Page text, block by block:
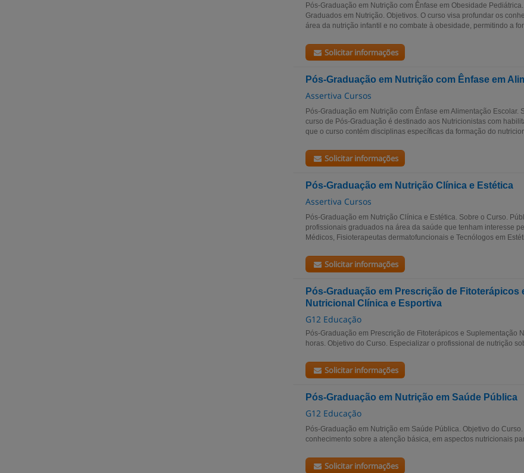
Pós-Graduação em Nutrição com Ênfase em Obesidade
Graduados em Nutrição. Objetivos. O curso visa profundar os
área da nutrição infantil e no combate à obesidade, permitindo a
Solicitar informações
Pós-Graduação em Nutrição com Ênfase em
Assertiva Cursos
Pós-Graduação em Nutrição com Ênfase em Alimentação Escolar.
curso de Pós-Graduação é destinado aos Nutricionistas com
que o curso contém disciplinas específicas da formação do
Solicitar informações
Pós-Graduação em Nutrição Clínica e Estética
Assertiva Cursos
Pós-Graduação em Nutrição Clínica e Estética. Sobre o Curso.
profissionais graduados na área da saúde que tenham interesse
Médicos, Fisioterapeutas dermatofuncionais e Tecnólogos em
Solicitar informações
Pós-Graduação em Prescrição de Fitoterápicos
Nutricional Clínica e Esportiva
G12 Educação
Pós-Graduação em Prescrição de Fitoterápicos e Suplementação
horas. Objetivo do Curso. Especializar o profissional de nutrição
Solicitar informações
Pós-Graduação em Nutrição em Saúde Pública
G12 Educação
Pós-Graduação em Nutrição em Saúde Pública. Objetivo do
conhecimento sobre a atenção básica, em aspectos nutricionais
Solicitar informações